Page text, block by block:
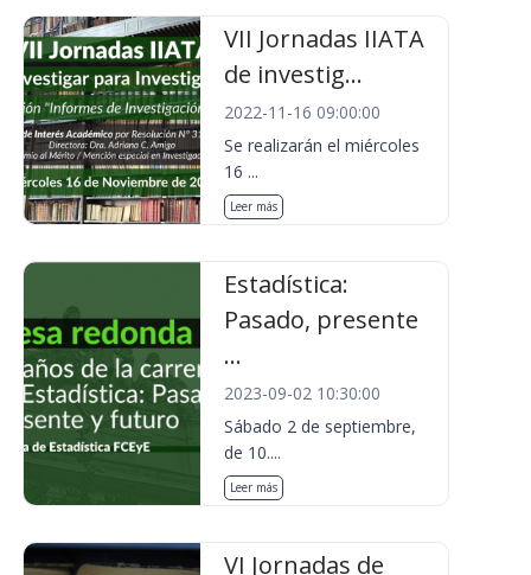
VII Jornadas IIATA
de investig...
2022-11-16 09:00:00
Se realizarán el miércoles
16 ...
Leer más
Estadística:
Pasado, presente
...
2023-09-02 10:30:00
Sábado 2 de septiembre,
de 10....
Leer más
VI Jornadas de